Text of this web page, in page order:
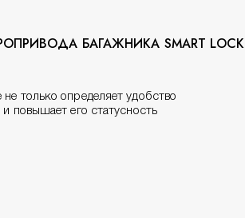
БАГАЖНИКА SMART LOCK
только определяет удобство
и повышает его статусность